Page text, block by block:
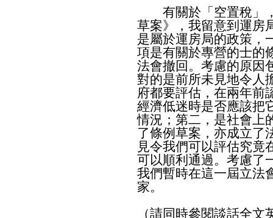
有關於「空置稅」，
草案》，我留意到運房
是屬於運房局的政策，
項是有關於專營的士的
法會撤回。考慮的原因
對的是前所未見地令人
府都要評估，在兩年前
經濟低迷時是否應該把
情況；第二，是社會上
了條例草案，亦成立了
見令我們可以評估究竟
可以順利通過。考慮了
我們暫時在這一屆立法
家。
（請同時參閱談話全文